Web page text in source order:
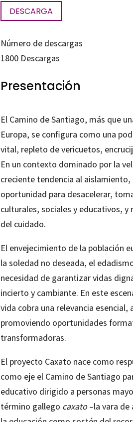
DESCARGA
Número de descargas
1800Descargas
Presentación
El Camino de Santiago, más que
Europa, se configura como una
vital, repleto de vericuetos,
En un contexto dominado por la
creciente tendencia al aislamiento,
oportunidad para desacelerar,
culturales, sociales y educativos,
del cuidado.
El envejecimiento de la población
la soledad no deseada, el
necesidad de garantizar vidas
incierto y cambiante. En este
vida cobra una relevancia
promoviendo oportunidades
transformadoras.
El proyecto Caxato nace como
como eje el Camino de Santiago
educativo dirigido a personas
término gallego caxato–la vara de